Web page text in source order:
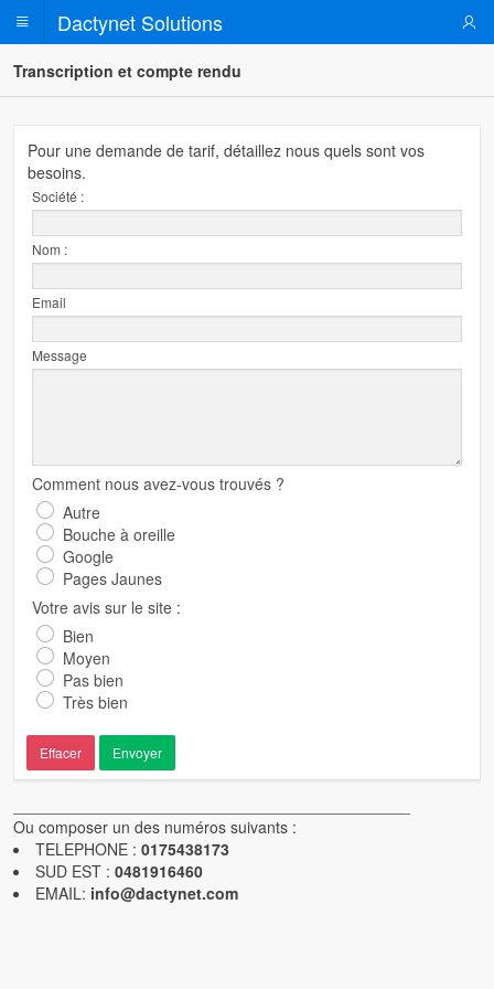
Dactynet Solutions
Transcription et compte rendu
ITEMS
Pour une demande de tarif, détaillez nous quels sont vos
besoins.
Société :
Nom :
Email
Message
Comment nous avez-vous trouvés ?
Autre
Bouche à oreille
Google
Pages Jaunes
Votre avis sur le site :
Bien
Moyen
Pas bien
Très bien
Effacer Envoyer
Ou composer un des numéros suivants :
TELEPHONE : 0175438173
SUD EST : 0481916460
EMAIL: info@dactynet.com